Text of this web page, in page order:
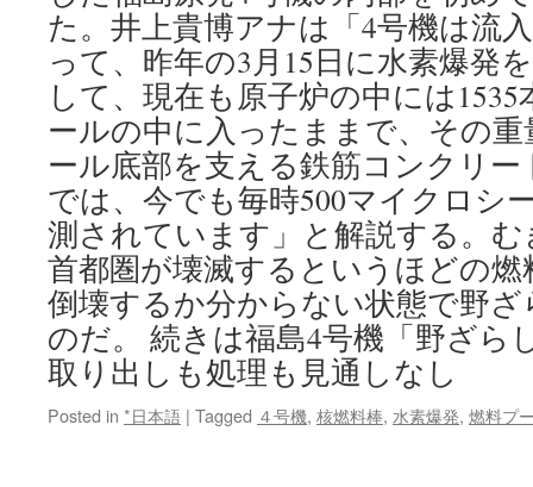
た。井上貴博アナは「4号機は流
って、昨年の3月15日に水素爆発
して、現在も原子炉の中には
ールの中に入ったままで、その重
ール底部を支える鉄筋コンクリ
では、今でも毎時500マイクロシ
測されています」と解説する。
首都圏が壊滅するというほどの
倒壊するか分からない状態で野
のだ。 続きは福島4号機「野ざら
取り出しも処理も見通しなし
Posted in *日本語 | Tagged ４号機, 核燃料棒, 水素爆発, 燃料プ